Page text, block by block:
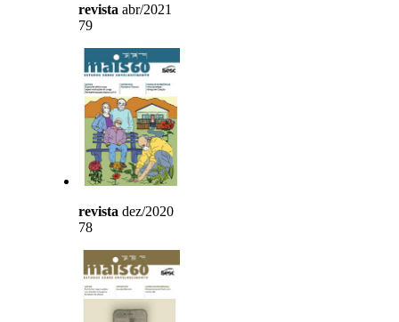
revista abr/2021
79
revista dez/2020
78